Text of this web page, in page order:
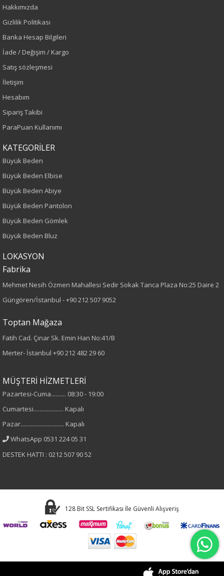
Sezon
İlkbahar-Yaz
Yaş Grubu
Kalıp
Büyük Beden
Desen
Cinsiyet
Hakkımızda
Gizlilik Politikası
Banka Hesap Bilgileri
İade / Değişim / Kargo
Satış sözleşmesi
İletişim
Hesabım
Sipariş Takibi
ParaPuan Kullanımı
KATEGORİLER
Büyük Beden
Büyük Beden Elbise
Büyük Beden Abiye
Büyük Beden Pantolon
Büyük Beden Gömlek
Büyük Beden Bluz
LOKASYON
Fabrika
Mehmet Nesih Özmen Mahallesi Sedir Sokak Tanca Plaza No:25 Daire 2
Güngören/İstanbul -+90 212 507 9052
Toptan Mağaza
Fatih Cad. Çınar Sk. Emin Han No:41/B
Merter- İstanbul +90 212 482 29 60
MÜŞTERİ HİZMETLERİ
Pazartesi-Cuma.......... 08:30 - 19:00
Cumartesi.................... Kapalı
Pazar............................. Kapalı
WhatsApp 0531 224 05 31
DESTEK HATTI : 0212 507 90 52
128 Bit SSL Sertifikası İle Güvenli Alışveriş